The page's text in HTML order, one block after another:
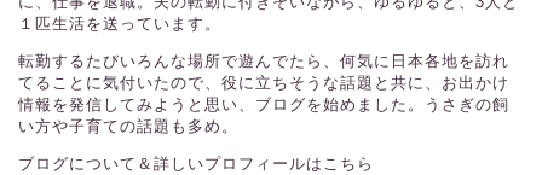
１匹生活を送っています。
転勤するたびいろんな場所で遊んでたら、何気に日本各地を訪れ
てることに気付いたので、役に立ちそうな話題と共に、お出かけ
情報を発信してみようと思い、ブログを始めました。うさぎの飼
い方や子育ての話題も多め。
ブログについて＆詳しいプロフィールはこちら